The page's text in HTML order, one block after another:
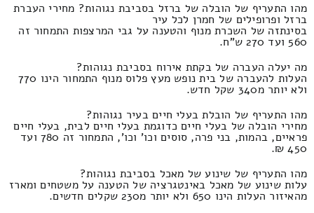
מהו התעריף של הובלה של ברזל בסביבת נגוהות? מחירי העברת
ברזל ופרופילים של חמרן לכל עיר
בסינתזה של השכרת מנוף והטענה על גבי המרצפות התמחור זה
560 ועד 270 ש"ח.
מה יעלה העברה של בקתת אירוח בסביבת נגוהות?
העלות להעברה של בית נופש מעץ פלוס מנוף התמחור הינו 770
ולא יותר מ340 שקל חדש.
מהו התעריף של הובלת בעלי חיים בעיר נגוהות?
מחירי הובלה של בעלי חיים כדוגמת בעלי חיים לבית, בעלי חיים
פראיים, בהמות, בני פרה, סוסים וכו' וכו', התמחור זה 780 ועד
450 ₪.
מהו התעריף של שינוע של מאכל בסביבת נגוהות?
עלות שינוע של מאכל באינטגרציה של הטענה על משטחים ומארז
מהאיזור העלות הינו 650 ולא יותר מ230 שקלים חדשים.